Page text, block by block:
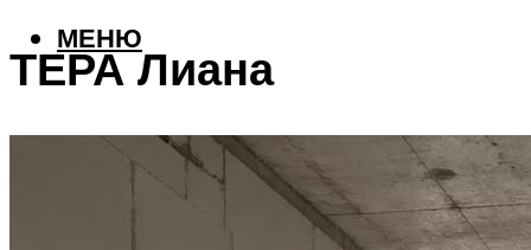
МЕНЮ
ТЕРА Лиана